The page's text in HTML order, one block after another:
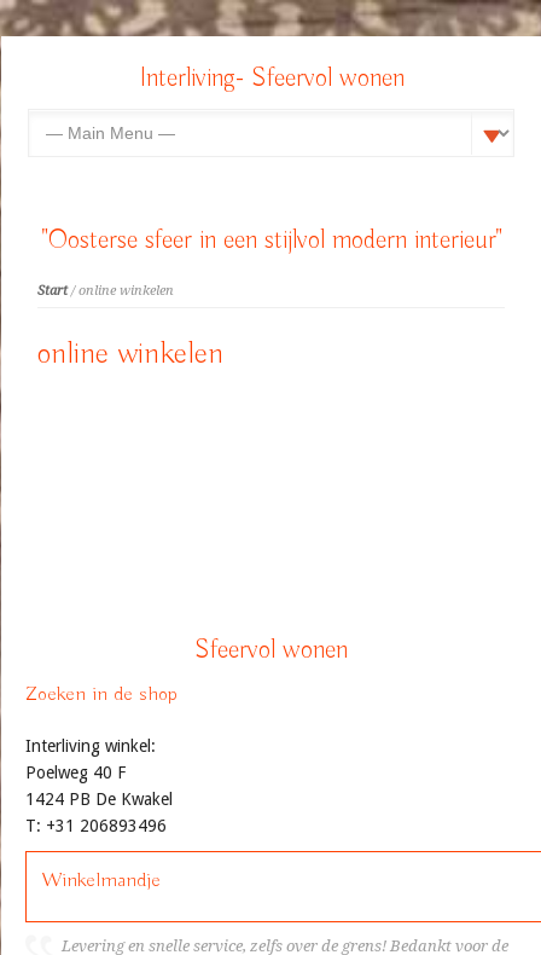
Interliving- Sfeervol wonen
"Oosterse sfeer in een stijlvol modern interieur"
Start/ online winkelen
online winkelen
Sfeervol wonen
Zoeken in de shop
Interliving winkel:
Poelweg 40 F
1424 PB De Kwakel
T: +31 206893496
Winkelmandje
Levering en snelle service, zelfs over de grens! Bedankt voor de